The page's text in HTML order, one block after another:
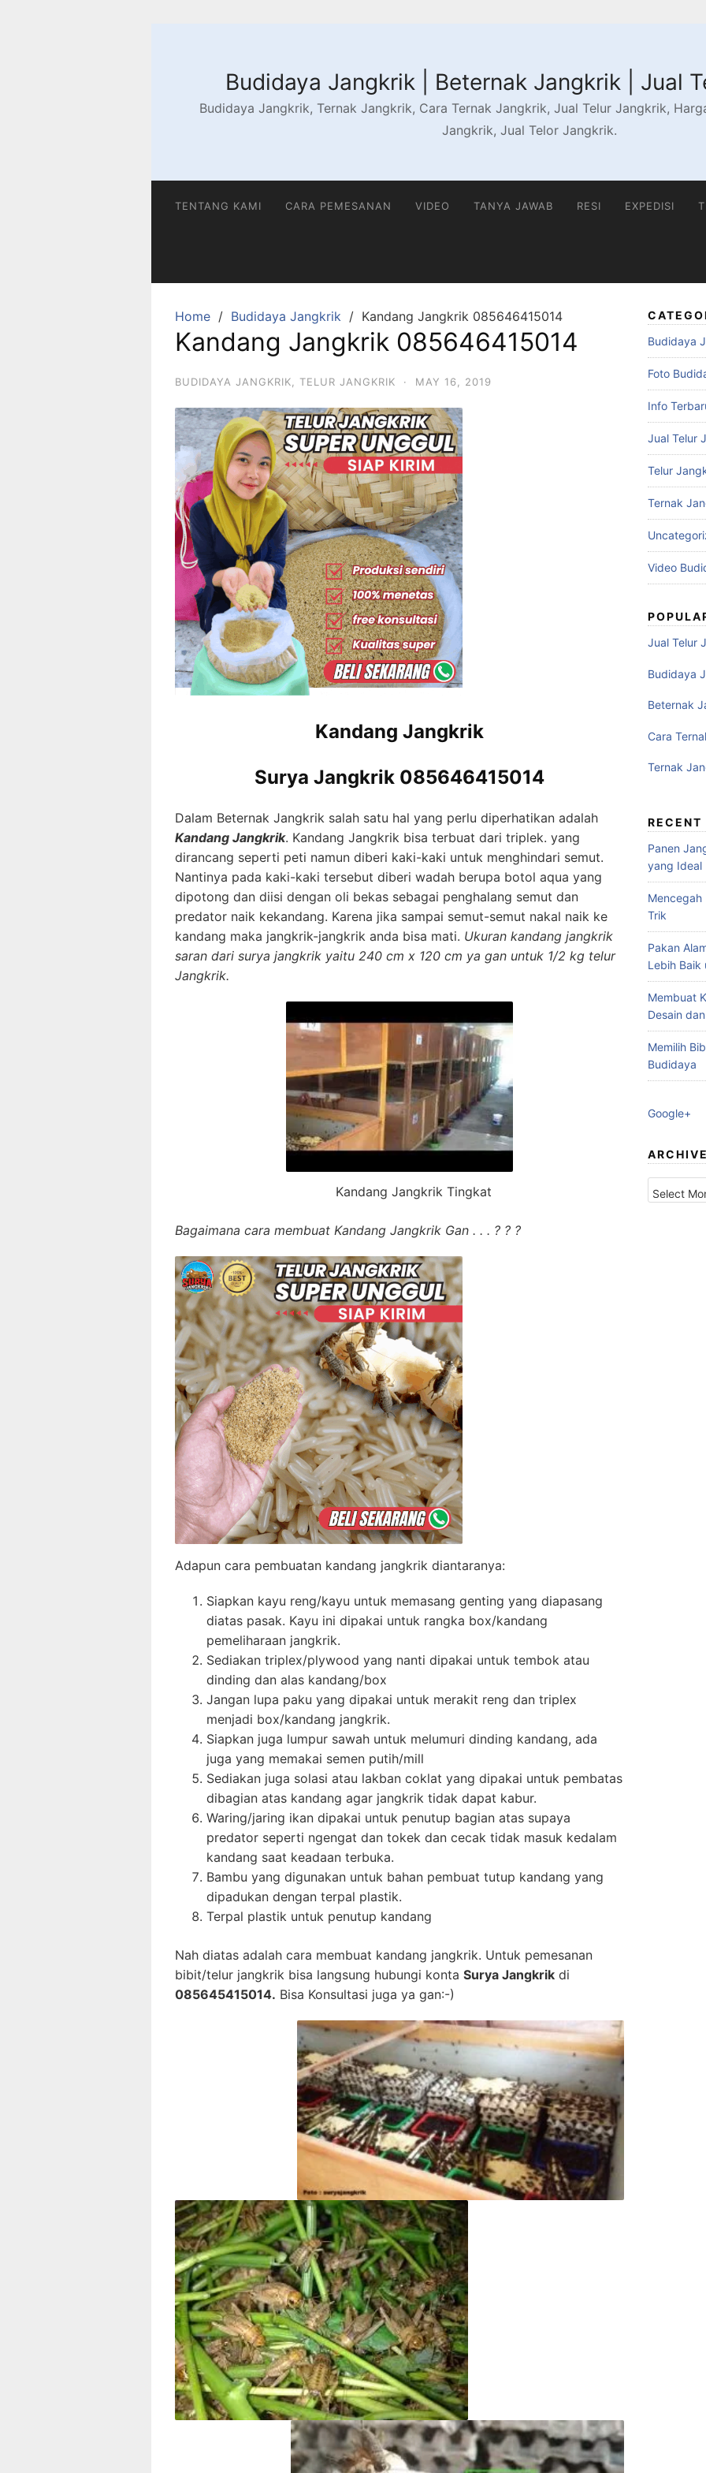
Budidaya Jangkrik | Beternak Jangkrik | Jual
Budidaya Jangkrik, Ternak Jangkrik, Cara Ternak Jangkrik, Jual Telur Jangkrik,
Jangkrik, Jual Telor Jangkrik.
TENTANG KAMI CARA PEMESANAN VIDEO TANYA JAWAB RESI EXPEDISI
Home Budidaya Jangkrik Kandang Jangkrik 085646415014
Kandang Jangkrik 085646415014
BUDIDAYA JANGKRIK TELUR JANGKRIK · MAY 16, 2019
Kandang Jangkrik
Surya Jangkrik 085646415014
Dalam Beternak Jangkrik salah satu hal yang perlu diperhatikan adalah
Kandang Jangkrik. Kandang Jangkrik bisa terbuat dari triplek. yang
dirancang seperti peti namun diberi kaki-kaki untuk menghindari semut.
Nantinya pada kaki-kaki tersebut diberi wadah berupa botol aqua yang
dipotong dan diisi dengan oli bekas sebagai penghalang semut dan
predator naik kekandang. Karena jika sampai semut-semut nakal naik ke
kandang maka jangkrik-jangkrik anda bisa mati. Ukuran kandang jangkrik
saran dari surya jangkrik yaitu 240 cm x 120 cm ya gan untuk 1/2 kg telur
Jangkrik.
Kandang Jangkrik Tingkat
Bagaimana cara membuat Kandang Jangkrik Gan . . . ? ? ?
Adapun cara pembuatan kandang jangkrik diantaranya:
Siapkan kayu reng/kayu untuk memasang genting yang diapasang
diatas pasak. Kayu ini dipakai untuk rangka box/kandang
pemeliharaan jangkrik.
Sediakan triplex/plywood yang nanti dipakai untuk tembok atau
dinding dan alas kandang/box
Jangan lupa paku yang dipakai untuk merakit reng dan triplex
menjadi box/kandang jangkrik.
Siapkan juga lumpur sawah untuk melumuri dinding kandang, ada
juga yang memakai semen putih/mill
Sediakan juga solasi atau lakban coklat yang dipakai untuk pembatas
dibagian atas kandang agar jangkrik tidak dapat kabur.
Waring/jaring ikan dipakai untuk penutup bagian atas supaya
predator seperti ngengat dan tokek dan cecak tidak masuk kedalam
kandang saat keadaan terbuka.
Bambu yang digunakan untuk bahan pembuat tutup kandang yang
dipadukan dengan terpal plastik.
Terpal plastik untuk penutup kandang
Nah diatas adalah cara membuat kandang jangkrik. Untuk pemesanan
bibit/telur jangkrik bisa langsung hubungi konta Surya Jangkrik di
085645415014. Bisa Konsultasi juga ya gan:-)
Budidaya
Foto
Info
Jual Telur
Telur
Ternak
Video
Jual Telur
Budidaya
Beternak
Cara
Ternak
RECENT
Panen
yang Ideal
Trik
Pakan
Lebih Baik
Membuat
Desain
Memilih
Budidaya
Google+
Archives